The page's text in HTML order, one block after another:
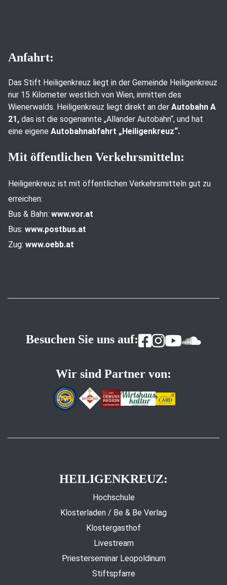
Anfahrt:
Das Stift Heiligenkreuz liegt in der Gemeinde Heiligenkreuz
nur 15 Kilometer westlich von Wien, inmitten des
Wienerwalds. Heiligenkreuz liegt direkt an der Autobahn A
21, das ist die sogenannte „Allander Autobahn“, und hat
eine eigene Autobahnabfahrt „Heiligenkreuz“.
Mit öffentlichen Verkehrsmitteln:
Heiligenkreuz ist mit öffentlichen Verkehrsmitteln gut zu
erreichen:
Bus & Bahn: www.vor.at
Bus: www.postbus.at
Zug: www.oebb.at
Besuchen Sie uns auf:
Wir sind Partner von:
HEILIGENKREUZ:
Hochschule
Klosterladen / Be & Be Verlag
Klostergasthof
Livestream
Priesterseminar Leopoldinum
Stiftspfarre